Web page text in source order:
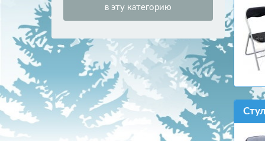
в эту категорию